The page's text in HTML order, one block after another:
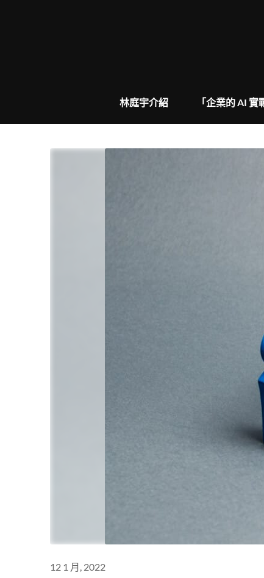
林庭宇介紹 「企業的 AI
12 1 月, 2022